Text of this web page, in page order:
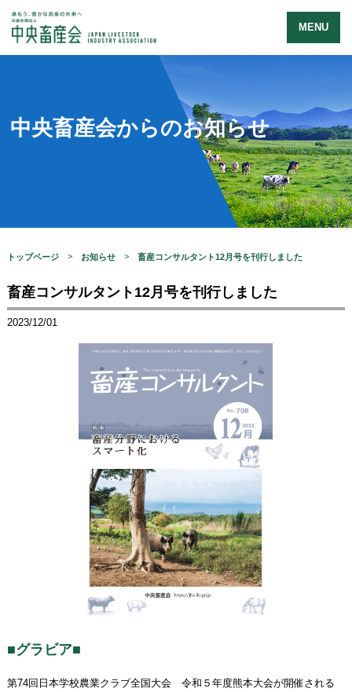
MENU
中央畜産会からのお知らせ
トップページ お知らせ 畜産コンサルタント12月号を刊行しました
畜産コンサルタント12月号を刊行しました
2023/12/01
■グラビア■
第74回日本学校農業クラブ全国大会 令和５年度熊本大会が開催される